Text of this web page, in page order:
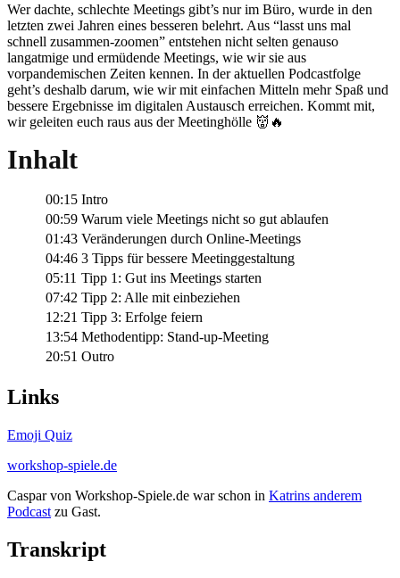
Wer dachte, schlechte Meetings gibt’s nur im Büro, wurde in den
letzten zwei Jahren eines besseren belehrt. Aus “lasst uns mal
schnell zusammen-zoomen” entstehen nicht selten genauso
langatmige und ermüdende Meetings, wie wir sie aus
vorpandemischen Zeiten kennen. In der aktuellen Podcastfolge
geht’s deshalb darum, wie wir mit einfachen Mitteln mehr Spaß und
bessere Ergebnisse im digitalen Austausch erreichen. Kommt mit,
wir geleiten euch raus aus der Meetinghölle 👹🔥
Inhalt
00:15 Intro
00:59 Warum viele Meetings nicht so gut ablaufen
01:43 Veränderungen durch Online-Meetings
04:46 3 Tipps für bessere Meetinggestaltung
05:11 Tipp 1: Gut ins Meetings starten
07:42 Tipp 2: Alle mit einbeziehen
12:21 Tipp 3: Erfolge feiern
13:54 Methodentipp: Stand-up-Meeting
20:51 Outro
Links
Emoji Quiz
workshop-spiele.de
Caspar von Workshop-Spiele.de war schon in Katrins anderem
Podcast zu Gast.
Transkript